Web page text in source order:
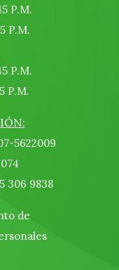
P.M.
P.M.
P.M.
P.M.
5622009
306 9838
de